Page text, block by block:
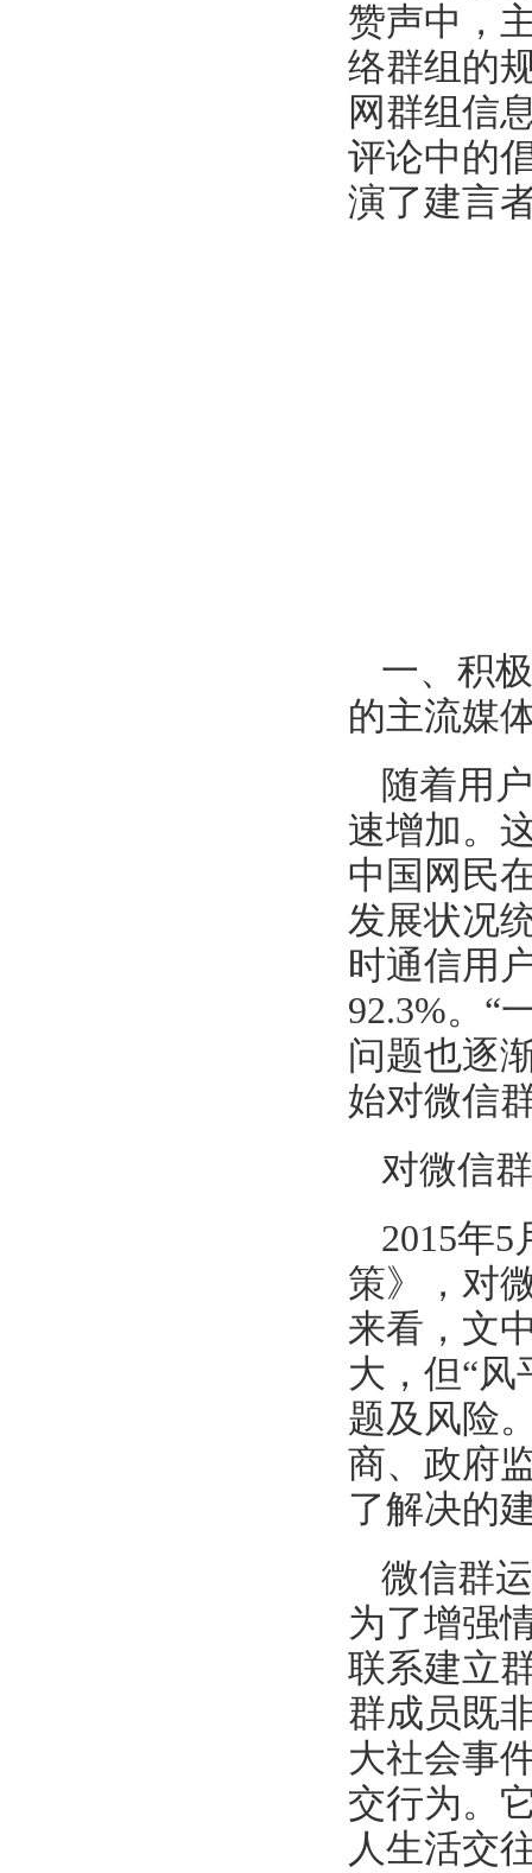
赞声中，
络群组的
网群组信
评论中的
演了建言
一、积
的主流媒
随着用
速增加。
中国网民
发展状况
时通信用
92.3%。“
问题也逐
始对微信
对微信
2015年
策》，对
来看，文
大，但“风
题及风险
商、政府
了解决的
微信群
为了增强
联系建立
群成员既
大社会事
交行为。
人生活交